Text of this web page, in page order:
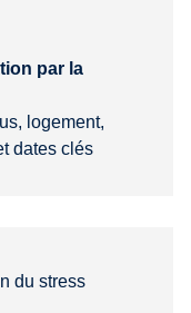
par la
logement,
dates clés
du stress